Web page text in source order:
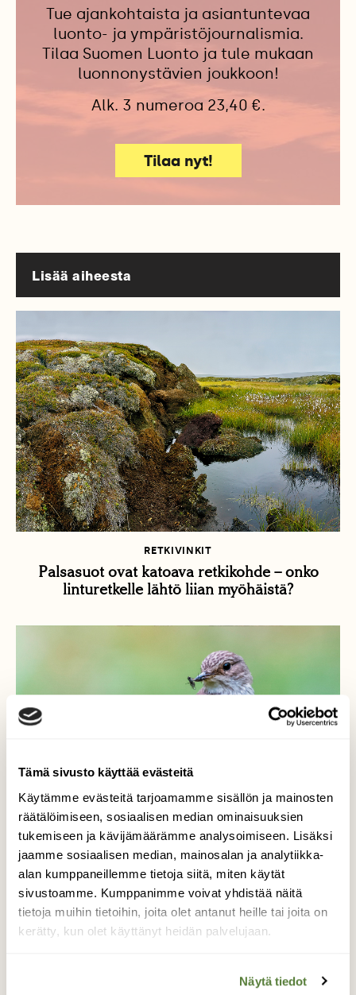
Tämä sivusto käyttää evästeitä
Käytämme evästeitä tarjoamamme sisällön ja mainosten
räätälöimiseen, sosiaalisen median ominaisuuksien
tukemiseen ja kävijämäärämme analysoimiseen. Lisäksi
jaamme sosiaalisen median, mainosalan ja analytiikka-
alan kumppaneillemme tietoja siitä, miten käytät
sivustoamme. Kumppanimme voivat yhdistää näitä
tietoja muihin tietoihin, joita olet antanut heille tai joita on
kerätty, kun olet käyttänyt heidän palvelujaan.
Näytä tiedot
Tue ajankohtaista ja asiantuntevaa
luonto- ja ympäristöjournalismia.
Tilaa Suomen Luonto ja tule mukaan
luonnonystävien joukkoon!
Alk. 3 numeroa 23,40 €.
Tilaa nyt!
Lisää aiheesta
RETKIVINKIT
Palsasuot ovat katoava retkikohde – onko
linturetkelle lähtö liian myöhäistä?
KYSY LUONNOSTA
Kysy luonnosta: Mikä lintu lentää paikallaan?